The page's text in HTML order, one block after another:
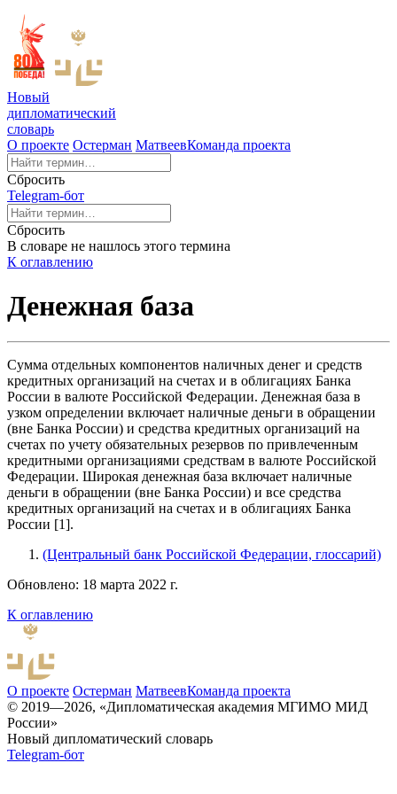
Новый
дипломатический
словарь
О проекте Остерман МатвеевКоманда проекта
Сбросить
Telegram-бот
Сбросить
В словаре не нашлось этого термина
К оглавлению
Денежная база
Сумма отдельных компонентов наличных денег и средств
кредитных организаций на счетах и в облигациях Банка
России в валюте Российской Федерации. Денежная база в
узком определении включает наличные деньги в обращении
(вне Банка России) и средства кредитных организаций на
счетах по учету обязательных резервов по привлеченным
кредитными организациями средствам в валюте Российской
Федерации. Широкая денежная база включает наличные
деньги в обращении (вне Банка России) и все средства
кредитных организаций на счетах и в облигациях Банка
России [1].
(Центральный банк Российской Федерации, глоссарий)
Обновлено: 18 марта 2022 г.
К оглавлению
О проекте Остерман МатвеевКоманда проекта
© 2019—2026, «Дипломатическая академия МГИМО МИД
России»
Новый дипломатический словарь
Telegram-бот